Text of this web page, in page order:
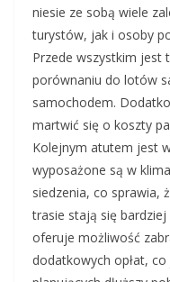
niesie ze sobą wiele
turystów, jak i osoby
Przede wszystkim
porównaniu do lotów
samochodem.
martwić się o koszty
Kolejnym atutem jest
wyposażone są w
siedzenia, co sprawia,
trasie stają się
oferuje możliwość
dodatkowych opłat,